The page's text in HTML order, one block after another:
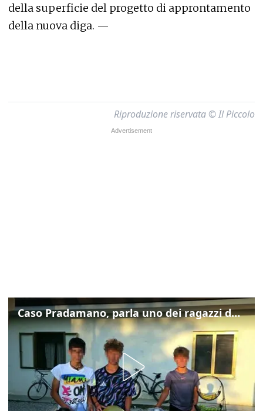
della superficie del progetto di approntamento
della nuova diga. —
Riproduzione riservata © Il Piccolo
Caso Pradamano, parla uno dei ragazzi denunciati per la limonata: "Volevo anche aiutare i miei"